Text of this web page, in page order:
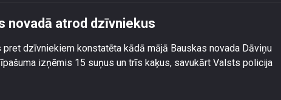
novadā atrod dzīvniekus
dzīvniekiem konstatēta kādā mājā Bauskas novada Dāviņu
izņēmis 15 suņus un trīs kaķus, savukārt Valsts policija